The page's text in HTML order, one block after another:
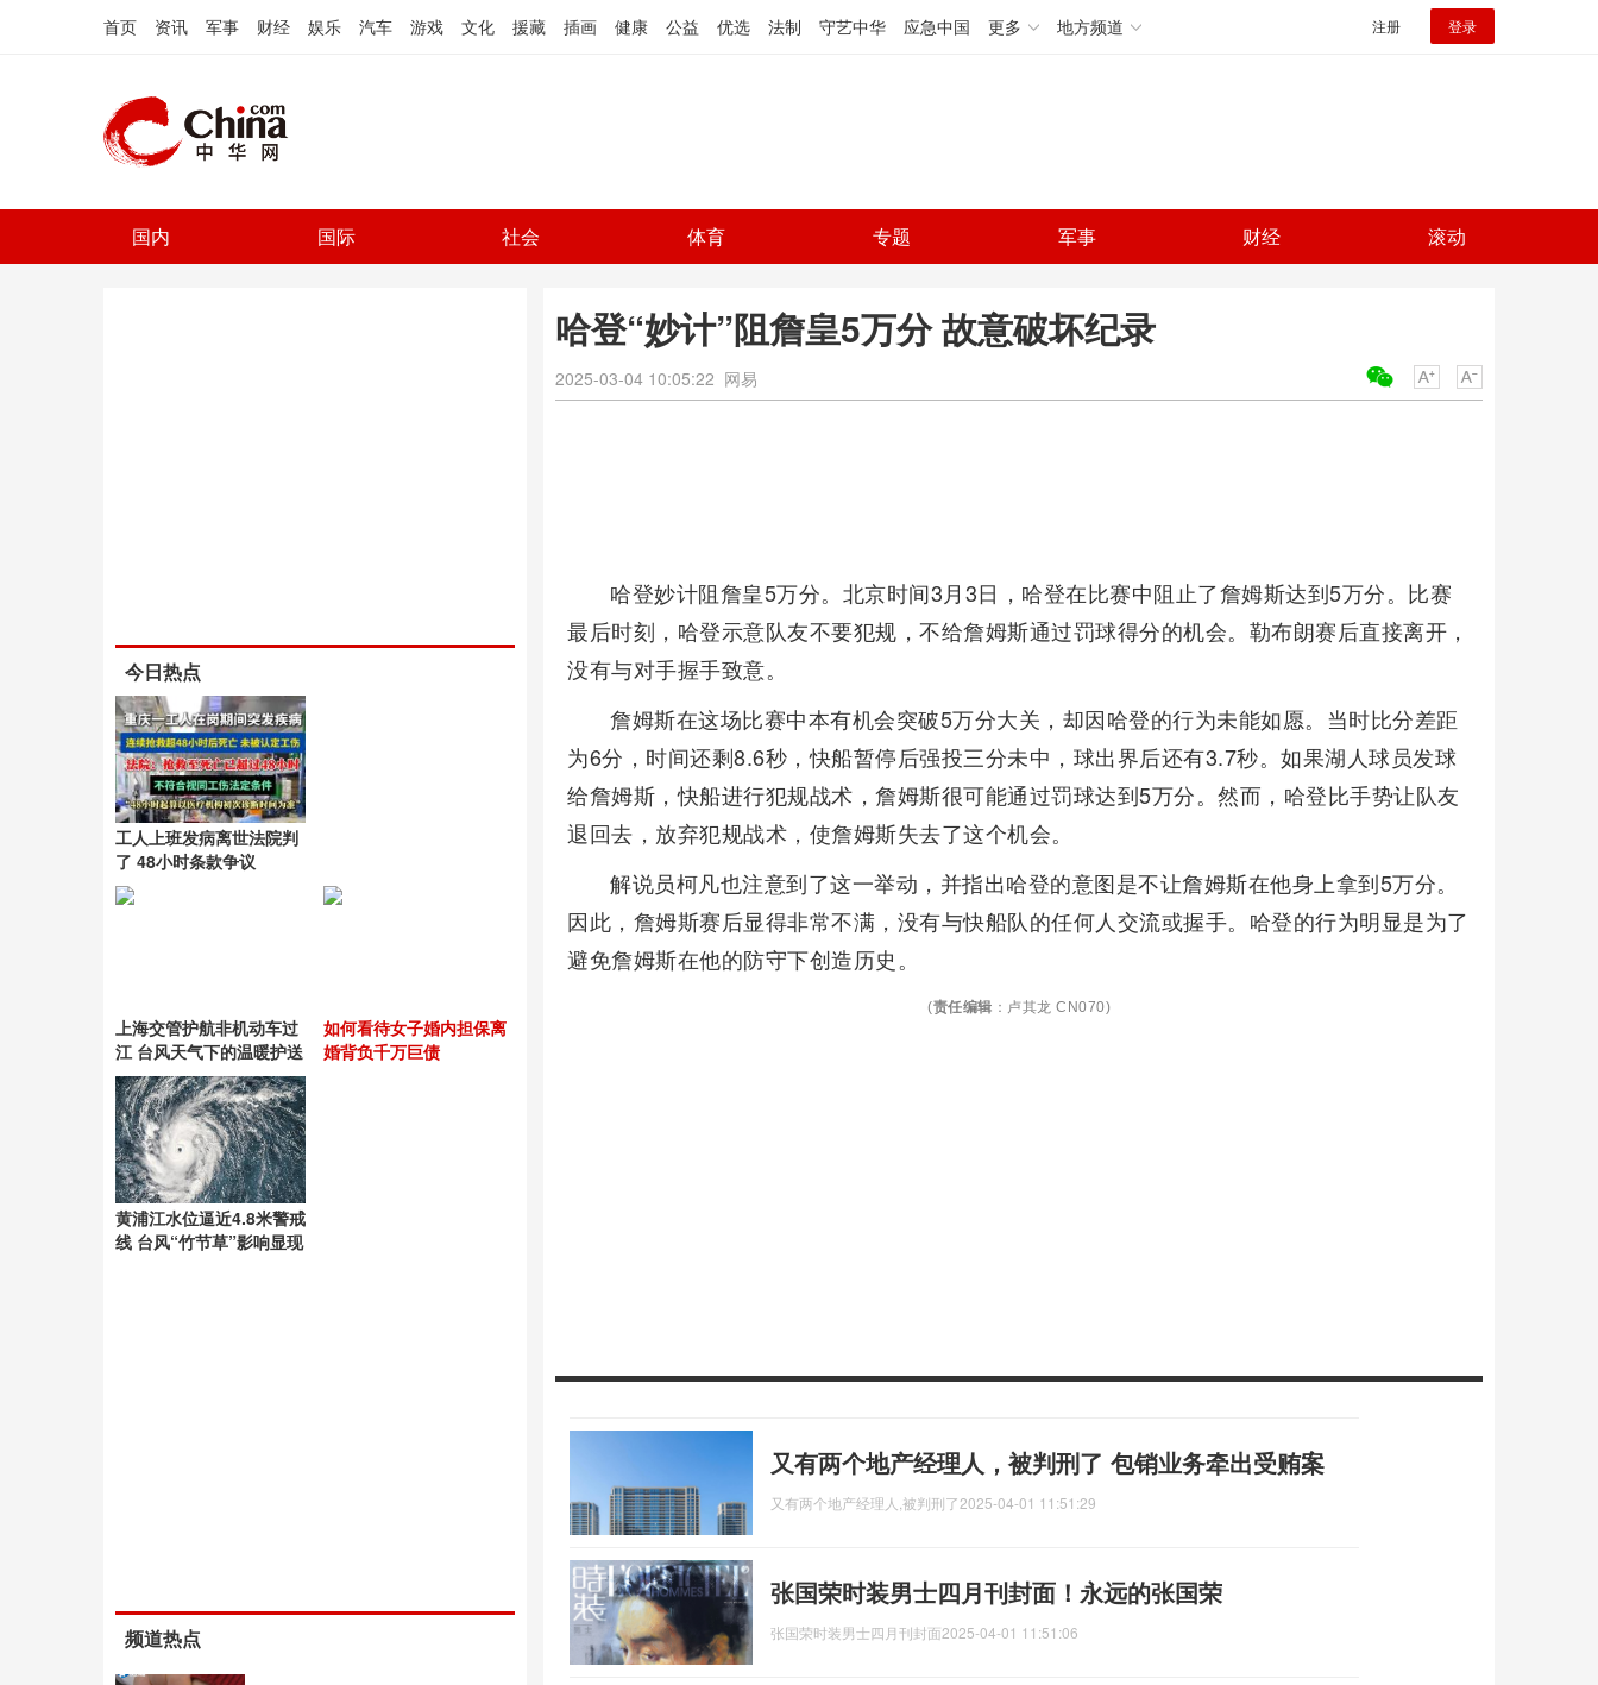
首页 资讯 军事 财经 娱乐 汽车 游戏 文化 援藏 插画 健康 公益 优选 法制 守艺中华 应急中国 更多 地方频道 注册 登录
国内 国际 社会 体育 专题 军事 财经 滚动
哈登“妙计”阻詹皇5万分 故意破坏纪录
2025-03-04 10:05:22 网易
哈登妙计阻詹皇5万分。北京时间3月3日，哈登在比赛中阻止了詹姆斯达到5万分。比赛
最后时刻，哈登示意队友不要犯规，不给詹姆斯通过罚球得分的机会。勒布朗赛后直接离开，
没有与对手握手致意。
詹姆斯在这场比赛中本有机会突破5万分大关，却因哈登的行为未能如愿。当时比分差距
为6分，时间还剩8.6秒，快船暂停后强投三分未中，球出界后还有3.7秒。如果湖人球员发球
给詹姆斯，快船进行犯规战术，詹姆斯很可能通过罚球达到5万分。然而，哈登比手势让队友
退回去，放弃犯规战术，使詹姆斯失去了这个机会。
解说员柯凡也注意到了这一举动，并指出哈登的意图是不让詹姆斯在他身上拿到5万分。
因此，詹姆斯赛后显得非常不满，没有与快船队的任何人交流或握手。哈登的行为明显是为了
避免詹姆斯在他的防守下创造历史。
(责任编辑 ：卢其龙 CN070)
又有两个地产经理人，被判刑了 包销业务牵出受贿案
又有两个地产经理人,被判刑了2025-04-01 11:51:29
张国荣时装男士四月刊封面！永远的张国荣
张国荣时装男士四月刊封面2025-04-01 11:51:06
今日热点
工人上班发病离世法院判
了 48小时条款争议
上海交管护航非机动车过
江 台风天气下的温暖护送
如何看待女子婚内担保离
婚背负千万巨债
黄浦江水位逼近4.8米警戒
线 台风“竹节草”影响显现
频道热点